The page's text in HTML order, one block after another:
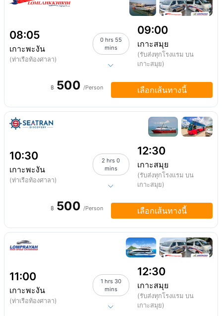
08:05
เกาะพะงัน
(ท่าเรือท้องศาลา)
0 hrs 55
mins
09:00
เกาะสมุย
(รับส่งทุกโรงแรม บน
เกาะสมุย)
฿ 500 /Person เลือกเส้นทางนี้
10:30
เกาะพะงัน
(ท่าเรือท้องศาลา)
2 hrs 0
mins
12:30
เกาะสมุย
(รับส่งทุกโรงแรม บน
เกาะสมุย)
฿ 500 /Person เลือกเส้นทางนี้
11:00
เกาะพะงัน
(ท่าเรือท้องศาลา)
1 hrs 30
mins
12:30
เกาะสมุย
(รับส่งทุกโรงแรม บน
เกาะสมุย)